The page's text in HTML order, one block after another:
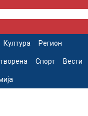
Култура Регион
Спорт Вести